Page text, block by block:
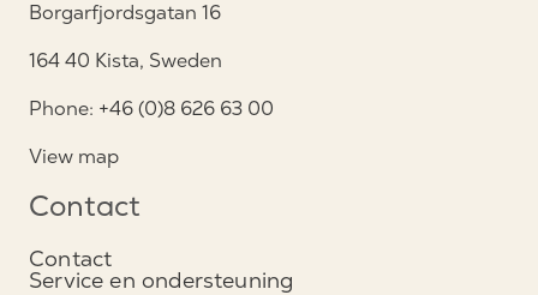
Borgarfjordsgatan 16
164 40 Kista, Sweden
Phone: +46 (0)8 626 63 00
View map
Contact
Contact
Service en ondersteuning